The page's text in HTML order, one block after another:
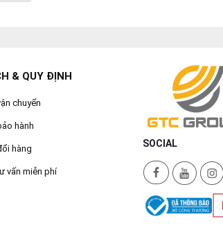
& QUY ĐỊNH
chuyển
hành
hàng
vấn miễn phí
SOCIAL